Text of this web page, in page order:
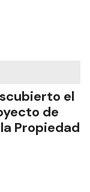
el
de
Propiedad